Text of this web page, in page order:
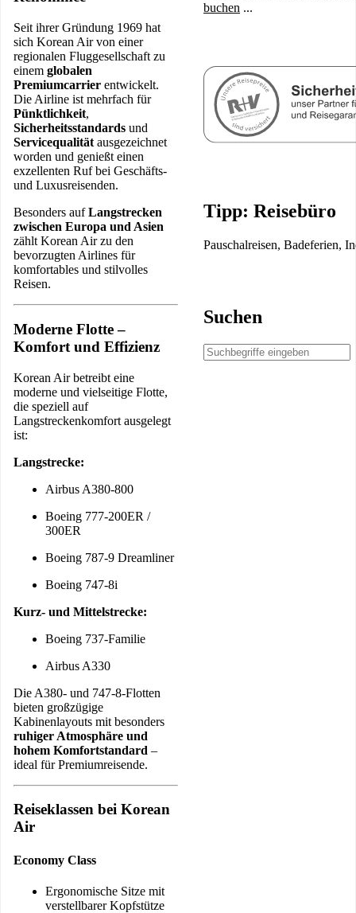
Seit ihrer Gründung 1969 hat
sich Korean Air von einer
regionalen Fluggesellschaft zu
einem globalen
Premiumcarrier entwickelt.
Die Airline ist mehrfach für
Pünktlichkeit,
Sicherheitsstandards und
Servicequalität ausgezeichnet
worden und genießt einen
exzellenten Ruf bei Geschäfts-
und Luxusreisenden.
Besonders aufLangstrecken
zwischen Europa und Asien
zählt Korean Air zu den
bevorzugten Airlines für
komfortables und stilvolles
Reisen.
Moderne Flotte –
Komfort und Effizienz
Korean Air betreibt eine
moderne und vielseitige Flotte,
die speziell auf
Langstreckenkomfort ausgelegt
ist:
Langstrecke:
Airbus A380-800
Boeing 777-200ER /
300ER
Boeing 787-9 Dreamliner
Boeing 747-8i
Kurz- und Mittelstrecke:
Boeing 737-Familie
Airbus A330
Die A380- und 747-8-Flotten
bieten großzügige
Kabinenlayouts mit besonders
ruhiger Atmosphäre und
hohem Komfortstandard –
ideal für Premiumreisende.
Reiseklassen bei Korean
Air
Economy Class
Ergonomische Sitze mit
verstellbarer Kopfstütze
buchen ...
Tipp: Reisebüro
Pauschalreisen, Badeferien,
Suchen